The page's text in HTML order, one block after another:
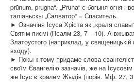
prūnum, prugna“. „Pruna“ є богыня огня
таліаньскы „Салватор“ = Спаситель.
► Означіня Ісуса Хріста як „краля
Святім писмі (Псалм 23, 7 – 10). A
Златоустого (наприклад, у священицькій
входу).
► Покы к тому придаме слова
своїм Євангелію зазначів, же на
же Ісус є кралём Жыдів (порів. Mф. 27,